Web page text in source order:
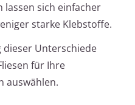
lassen sich einfacher
starke Klebstoffe.
dieser Unterschiede
für Ihre
auswählen.